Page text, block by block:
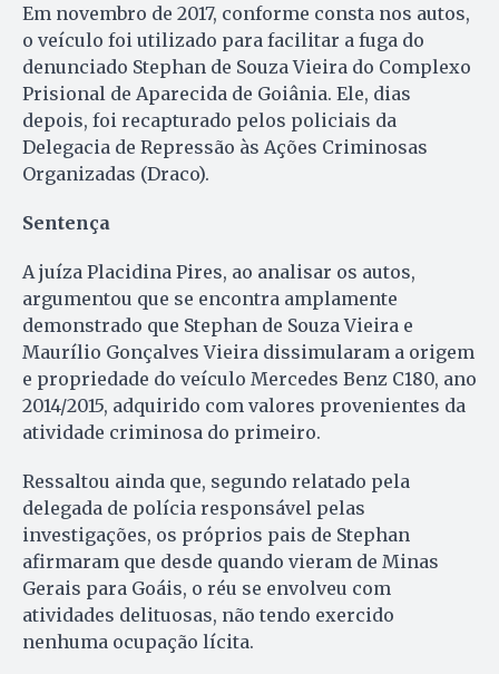
Em novembro de 2017, conforme consta nos autos,
o veículo foi utilizado para facilitar a fuga do
denunciado Stephan de Souza Vieira do Complexo
Prisional de Aparecida de Goiânia. Ele, dias
depois, foi recapturado pelos policiais da
Delegacia de Repressão às Ações Criminosas
Organizadas (Draco).
Sentença
A juíza Placidina Pires, ao analisar os autos,
argumentou que se encontra amplamente
demonstrado que Stephan de Souza Vieira e
Maurílio Gonçalves Vieira dissimularam a origem
e propriedade do veículo Mercedes Benz C180, ano
2014/2015, adquirido com valores provenientes da
atividade criminosa do primeiro.
Ressaltou ainda que, segundo relatado pela
delegada de polícia responsável pelas
investigações, os próprios pais de Stephan
afirmaram que desde quando vieram de Minas
Gerais para Goáis, o réu se envolveu com
atividades delituosas, não tendo exercido
nenhuma ocupação lícita.